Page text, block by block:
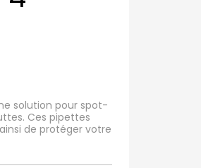
solution pour spot-
Ces pipettes
de protéger votre